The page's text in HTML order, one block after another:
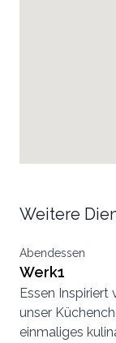
Weitere
Abendessen
Werk1
Essen
unser
einmaliges kulinarisches